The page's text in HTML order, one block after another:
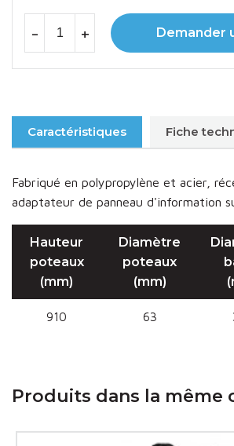
- + Demander
Caractéristiques Fiche
Fabriqué en polypropylène et acier,
adaptateur de panneau d'information
Hauteur
poteaux
(mm)
Diamètre
poteaux
(mm)
910 63
Produits dans la même